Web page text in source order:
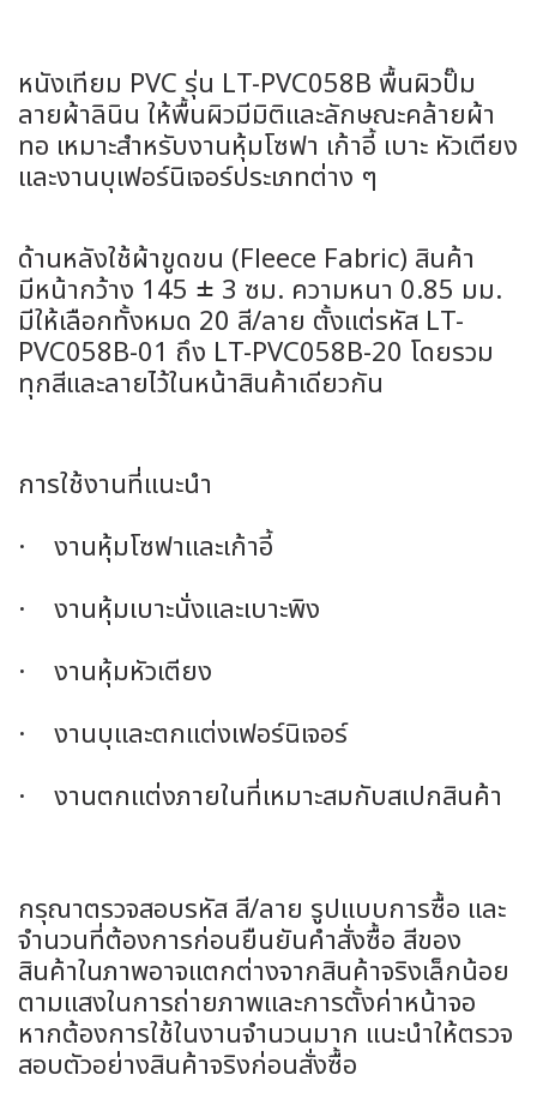
หนังเทียม PVC รุ่น LT-PVC058B พื้นผิวปั๊ม
ลายผ้าลินิน ให้พื้นผิวมีมิติและลักษณะคล้ายผ้า
ทอ เหมาะสำหรับงานหุ้มโซฟา เก้าอี้ เบาะ หัวเตียง
และงานบุเฟอร์นิเจอร์ประเภทต่าง ๆ
ด้านหลังใช้ผ้าขูดขน (Fleece Fabric) สินค้า
มีหน้ากว้าง 145 ± 3 ซม. ความหนา 0.85 มม.
มีให้เลือกทั้งหมด 20 สี/ลาย ตั้งแต่รหัส LT-
PVC058B-01 ถึง LT-PVC058B-20 โดยรวม
ทุกสีและลายไว้ในหน้าสินค้าเดียวกัน
การใช้งานที่แนะนำ
· งานหุ้มโซฟาและเก้าอี้
· งานหุ้มเบาะนั่งและเบาะพิง
· งานหุ้มหัวเตียง
· งานบุและตกแต่งเฟอร์นิเจอร์
· งานตกแต่งภายในที่เหมาะสมกับสเปกสินค้า
กรุณาตรวจสอบรหัส สี/ลาย รูปแบบการซื้อ และ
จำนวนที่ต้องการก่อนยืนยันคำสั่งซื้อ สีของ
สินค้าในภาพอาจแตกต่างจากสินค้าจริงเล็กน้อย
ตามแสงในการถ่ายภาพและการตั้งค่าหน้าจอ
หากต้องการใช้ในงานจำนวนมาก แนะนำให้ตรวจ
สอบตัวอย่างสินค้าจริงก่อนสั่งซื้อ